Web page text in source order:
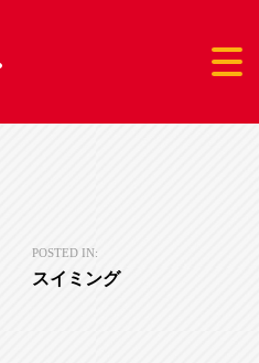
POSTED IN:
スイミング